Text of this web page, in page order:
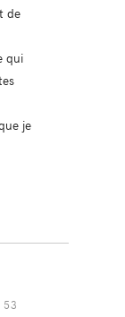
de
qui
je
53